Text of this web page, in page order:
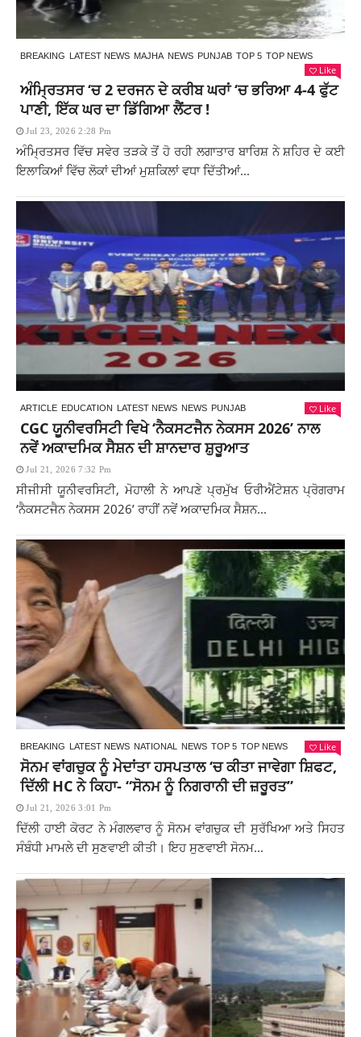
BREAKING LATEST NEWS MAJHA NEWS PUNJAB TOP 5 TOP NEWS
Like
ਅੰਮ੍ਰਿਤਸਰ ‘ਚ 2 ਦਰਜਨ ਦੇ ਕਰੀਬ ਘਰਾਂ ‘ਚ ਭਰਿਆ 4-4 ਫੁੱਟ
ਪਾਣੀ, ਇੱਕ ਘਰ ਦਾ ਡਿੱਗਿਆ ਲੈਂਟਰ !
Jul 23, 2026 2:28 Pm
ਅੰਮ੍ਰਿਤਸਰ ਵਿੱਚ ਸਵੇਰ ਤੜਕੇ ਤੋਂ ਹੋ ਰਹੀ ਲਗਾਤਾਰ ਬਾਰਿਸ਼ ਨੇ ਸ਼ਹਿਰ ਦੇ ਕਈ
ਇਲਾਕਿਆਂ ਵਿੱਚ ਲੋਕਾਂ ਦੀਆਂ ਮੁਸ਼ਕਿਲਾਂ ਵਧਾ ਦਿੱਤੀਆਂ...
ARTICLE EDUCATION LATEST NEWS NEWS PUNJAB Like
CGC ਯੂਨੀਵਰਸਿਟੀ ਵਿਖੇ ‘ਨੈਕਸਟਜੈਨ ਨੇਕਸਸ 2026’ ਨਾਲ
ਨਵੇਂ ਅਕਾਦਮਿਕ ਸੈਸ਼ਨ ਦੀ ਸ਼ਾਨਦਾਰ ਸ਼ੁਰੂਆਤ
Jul 21, 2026 7:32 Pm
ਸੀਜੀਸੀ ਯੂਨੀਵਰਸਿਟੀ, ਮੋਹਾਲੀ ਨੇ ਆਪਣੇ ਪ੍ਰਮੁੱਖ ਓਰੀਐਂਟੇਸ਼ਨ ਪ੍ਰੋਗਰਾਮ
‘ਨੈਕਸਟਜੈਨ ਨੇਕਸਸ 2026’ ਰਾਹੀਂ ਨਵੇਂ ਅਕਾਦਮਿਕ ਸੈਸ਼ਨ...
BREAKING LATEST NEWS NATIONAL NEWS TOP 5 TOP NEWS Like
ਸੋਨਮ ਵਾਂਗਚੁਕ ਨੂੰ ਮੇਦਾਂਤਾ ਹਸਪਤਾਲ ‘ਚ ਕੀਤਾ ਜਾਵੇਗਾ ਸ਼ਿਫਟ,
ਦਿੱਲੀ HC ਨੇ ਕਿਹਾ- “ਸੋਨਮ ਨੂੰ ਨਿਗਰਾਨੀ ਦੀ ਜ਼ਰੂਰਤ”
Jul 21, 2026 3:01 Pm
ਦਿੱਲੀ ਹਾਈ ਕੋਰਟ ਨੇ ਮੰਗਲਵਾਰ ਨੂੰ ਸੋਨਮ ਵਾਂਗਚੁਕ ਦੀ ਸੁਰੱਖਿਆ ਅਤੇ ਸਿਹਤ
ਸੰਬੰਧੀ ਮਾਮਲੇ ਦੀ ਸੁਣਵਾਈ ਕੀਤੀ। ਇਹ ਸੁਣਵਾਈ ਸੋਨਮ...